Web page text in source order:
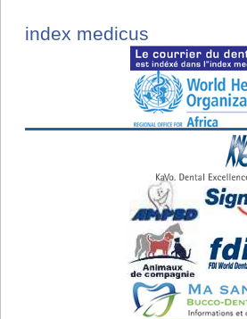
index medicus